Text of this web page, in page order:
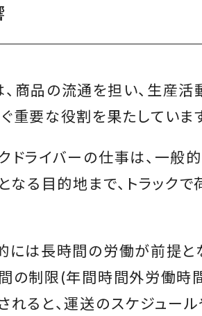
商品の流通を担い、生産活
重要な役割を果たしていま
ドライバーの仕事は、一般
る目的地まで、トラックで
には長時間の労働が前提と
間の制限(年間時間外労働
れると、運送のスケジュー